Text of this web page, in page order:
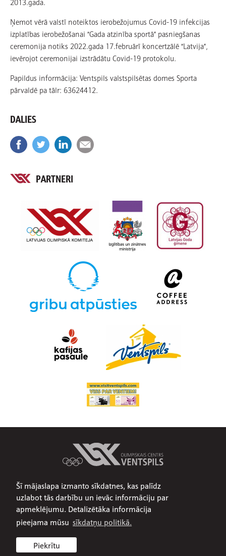
Šī mājaslapa izmanto sīkdatnes, kas palīdz
uzlabot tās darbību un ievāc informāciju par
apmeklējumu. Detalizētāka informācija
pieejama mūsu sīkdatņu politikā.
Piekrītu
Ņemot vērā valstī noteiktos ierobežojumus Covid-19 infekcijas
izplatības ierobežošanai “Gada atzinība sportā” pasniegšanas
ceremonija notiks 2022.gada 17.februārī koncertzālē “Latvija”,
ievērojot ceremonijai izstrādātu Covid-19 protokolu.
Papildus informācija: Ventspils valstspilsētas domes Sporta
pārvaldē pa tālr: 63624412.
DALIES
PARTNERI
Par mums
Publiskojamā informācija
Iepirkumi